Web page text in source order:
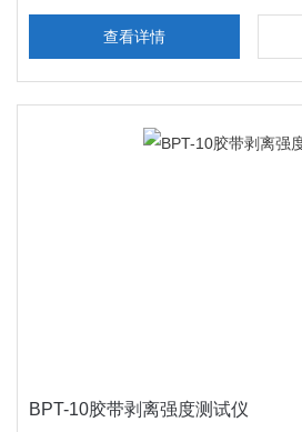
查看详情
BPT-10胶带剥离强度测试仪